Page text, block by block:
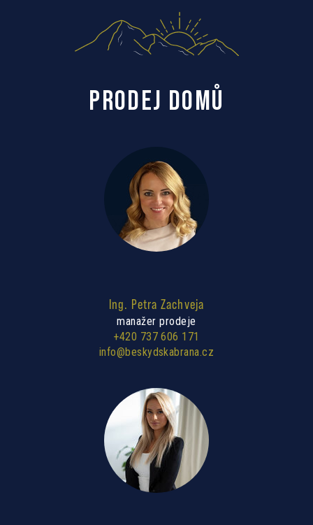
PRODEJ DOMŮ
Ing. Petra Zachveja
manažer prodeje
+420 737 606 171
info@beskydskabrana.cz